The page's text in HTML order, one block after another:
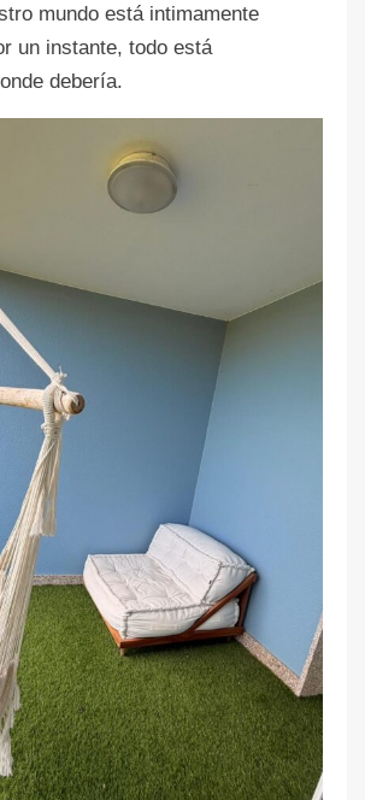
mundo está intimamente
un instante, todo está
debería.